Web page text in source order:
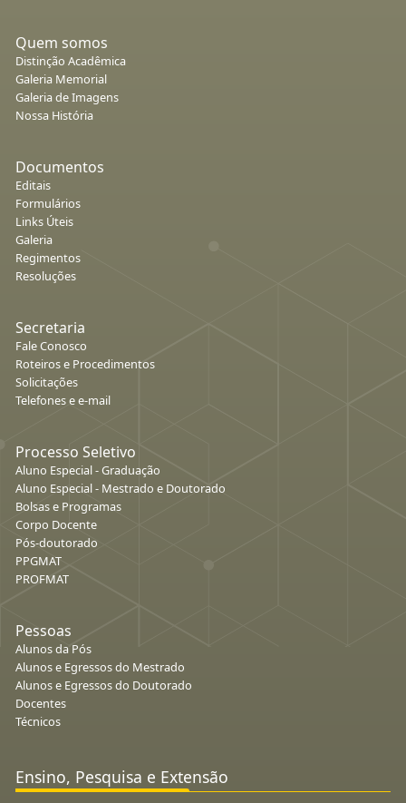
Quem somos
Distinção Acadêmica
Galeria Memorial
Galeria de Imagens
Nossa História
Documentos
Editais
Formulários
Links Úteis
Galeria
Regimentos
Resoluções
Secretaria
Fale Conosco
Roteiros e Procedimentos
Solicitações
Telefones e e-mail
Processo Seletivo
Aluno Especial - Graduação
Aluno Especial - Mestrado e Doutorado
Bolsas e Programas
Corpo Docente
Pós-doutorado
PPGMAT
PROFMAT
Pessoas
Alunos da Pós
Alunos e Egressos do Mestrado
Alunos e Egressos do Doutorado
Docentes
Técnicos
Ensino, Pesquisa e Extensão